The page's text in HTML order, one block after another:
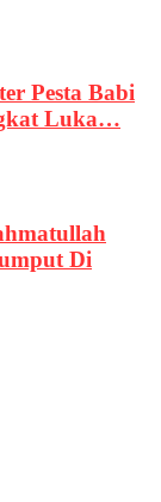
Pesta Babi
Luka…
Di